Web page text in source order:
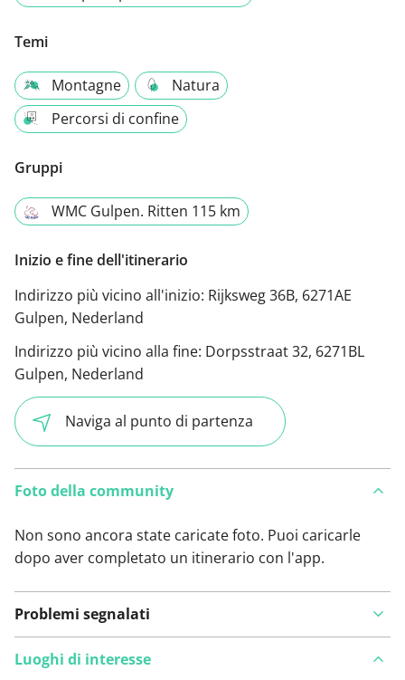
Temi
Montagne
Natura
Percorsi di confine
Gruppi
WMC Gulpen. Ritten 115 km
Inizio e fine dell'itinerario
Indirizzo più vicino all'inizio: Rijksweg 36B, 6271AE
Gulpen, Nederland
Indirizzo più vicino alla fine: Dorpsstraat 32, 6271BL
Gulpen, Nederland
Naviga al punto di partenza
Foto della community
Non sono ancora state caricate foto. Puoi caricarle
dopo aver completato un itinerario con l'app.
Problemi segnalati
Luoghi di interesse